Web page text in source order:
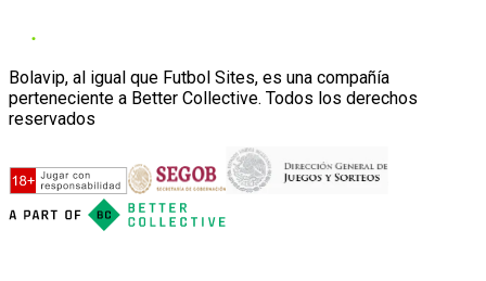
Bolavip, al igual que Futbol Sites, es una compañía
perteneciente a Better Collective. Todos los derechos
reservados